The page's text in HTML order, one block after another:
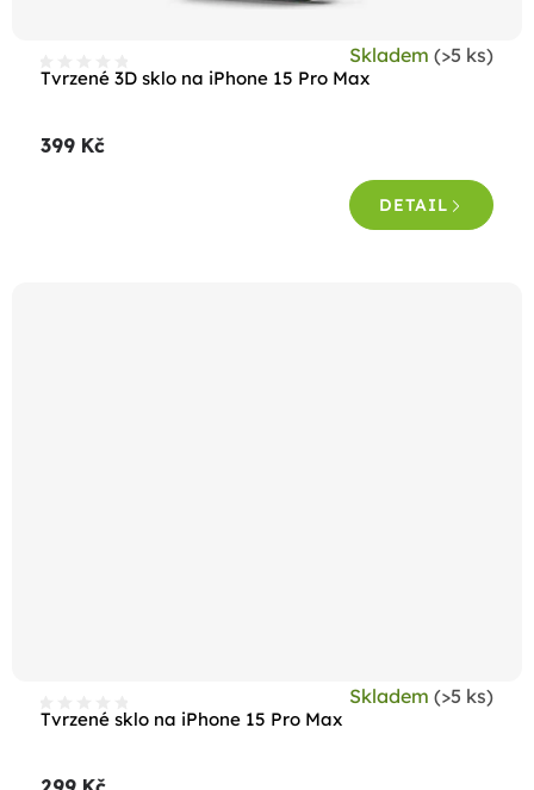
Tvrzené 3D sklo na iPhone 15 Pro Max
Skladem (>5 ks)
399 Kč
DETAIL
Tvrzené sklo na iPhone 15 Pro Max
Skladem (>5 ks)